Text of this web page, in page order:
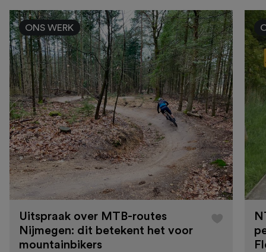
ONS WERK
Uitspraak over MTB-routes
Nijmegen: dit betekent het voor
mountainbikers